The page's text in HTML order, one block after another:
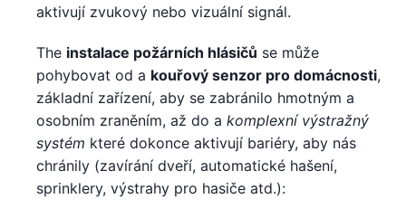
aktivují zvukový nebo vizuální signál.
The instalace požárních hlásičů se může
pohybovat od a kouřový senzor pro domácnosti,
základní zařízení, aby se zabránilo hmotným a
osobním zraněním, až do a komplexní výstražný
systém které dokonce aktivují bariéry, aby nás
chránily (zavírání dveří, automatické hašení,
sprinklery, výstrahy pro hasiče atd.):